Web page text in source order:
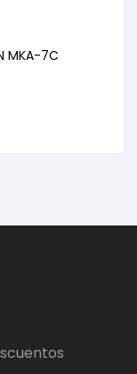
MKA-7C